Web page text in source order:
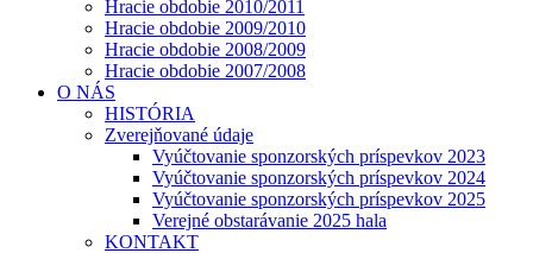
Hracie obdobie 2010/2011
Hracie obdobie 2009/2010
Hracie obdobie 2008/2009
Hracie obdobie 2007/2008
O NÁS
HISTÓRIA
Zverejňované údaje
Vyúčtovanie sponzorských príspevkov 2023
Vyúčtovanie sponzorských príspevkov 2024
Vyúčtovanie sponzorských príspevkov 2025
Verejné obstarávanie 2025 hala
KONTAKT